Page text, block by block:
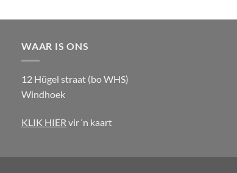
WAAR IS ONS
12 Hügel straat (bo WHS)
Windhoek
KLIK HIER vir ‘n kaart